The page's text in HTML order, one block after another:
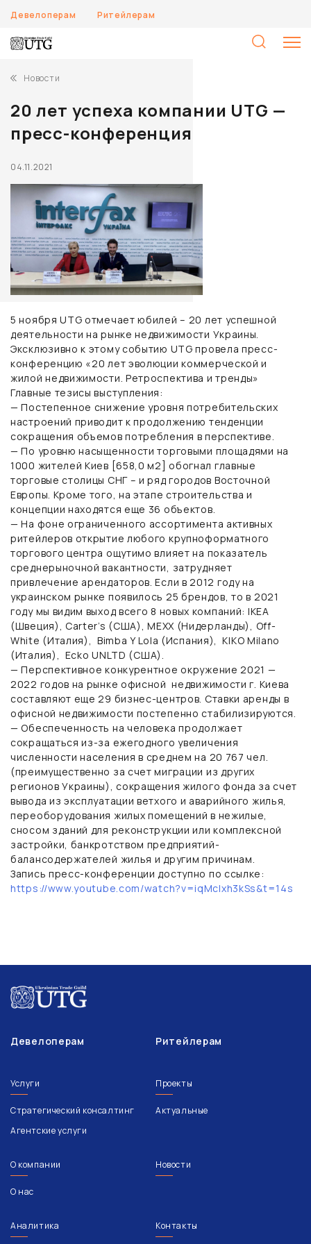
Девелоперам Ритейлерам
Новости
20 лет успеха компании UTG —
пресс-конференция
04.11.2021
5 ноября UTG отмечает юбилей – 20 лет успешной
деятельности на рынке недвижимости Украины.
Эксклюзивно к этому событию UTG провела пресс-
конференцию «20 лет эволюции коммерческой и
жилой недвижимости. Ретроспектива и тренды»
Главные тезисы выступления:
— Постепенное снижение уровня потребительских
настроений приводит к продолжению тенденции
сокращения объемов потребления в перспективе.
— По уровню насыщенности торговыми площадями на
1000 жителей Киев [658,0 м2] обогнал главные
торговые столицы СНГ – и ряд городов Восточной
Европы. Кроме того, на этапе строительства и
концепции находятся еще 36 объектов.
— На фоне ограниченного ассортимента активных
ритейлеров открытие любого крупноформатного
торгового центра ощутимо влияет на показатель
среднерыночной вакантности, затрудняет
привлечение арендаторов. Если в 2012 году на
украинском рынке появилось 25 брендов, то в 2021
году мы видим выход всего 8 новых компаний: IKEA
(Швеция), Carter’s (США), MEXX (Нидерланды), Off-
White (Италия), Bimba Y Lola (Испания), KIKO Milano
(Италия), Ecko UNLTD (США).
— Перспективное конкурентное окружение 2021 —
2022 годов на рынке офисной недвижимости г. Киева
составляют еще 29 бизнес-центров. Ставки аренды в
офисной недвижимости постепенно стабилизируются.
— Обеспеченность на человека продолжает
сокращаться из-за ежегодного увеличения
численности населения в среднем на 20 767 чел.
(преимущественно за счет миграции из других
регионов Украины), сокращения жилого фонда за счет
вывода из эксплуатации ветхого и аварийного жилья,
переоборудования жилых помещений в нежилые,
сносом зданий для реконструкции или комплексной
застройки, банкротством предприятий-
балансодержателей жилья и другим причинам.
Запись пресс-конференции доступно по ссылке:
https://www.youtube.com/watch?v=iqMclxh3kSs&t=14s
Девелоперам Ритейлерам
Услуги
Стратегический консалтинг
Агентские услуги
Проекты
Актуальные
О компании
О нас
Новости
Аналитика Контакты